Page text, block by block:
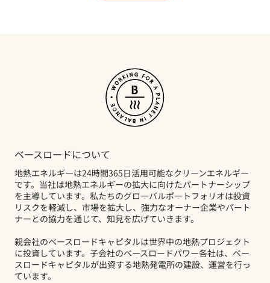
ベースロードについて
地熱エネルギーは24時間365日活用可能なクリーンエネルギー
です。当社は地熱エネルギーの拡大に向けたパートナーシップ
を主導しています。私たちのグローバルポートフォリオは投資
リスクを軽減し、市場を拡大し、強力なオーナー企業やパート
ナーとの協力を通じて、知見を広げていきます。
親会社のベースロードキャピタルは世界中の地熱プロジェクト
に投資しています。子会社のベースロードパワー各社は、ベー
スロードキャピタルが出資する地熱発電所の建設、運営を行っ
ています。